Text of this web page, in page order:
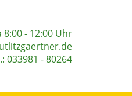
8:00 - 12:00 Uhr
033981 - 80264